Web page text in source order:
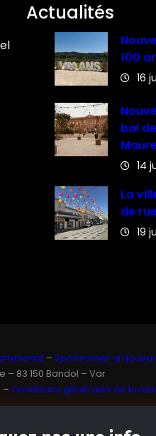
Actualités
100
16
bal
14
La
de
19
– Sponsoriser un
– 83 150 Bandol – Var
– Conditions générales de